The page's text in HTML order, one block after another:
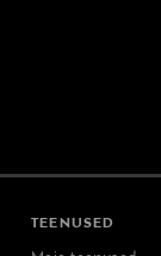
TEENUSED